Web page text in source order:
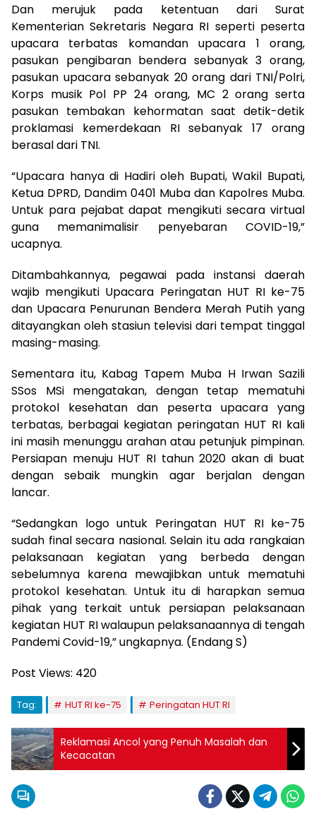
Dan merujuk pada ketentuan dari Surat
Kementerian Sekretaris Negara RI seperti peserta
upacara terbatas komandan upacara 1 orang,
pasukan pengibaran bendera sebanyak 3 orang,
pasukan upacara sebanyak 20 orang dari TNI/Polri,
Korps musik Pol PP 24 orang, MC 2 orang serta
pasukan tembakan kehormatan saat detik-detik
proklamasi kemerdekaan RI sebanyak 17 orang
berasal dari TNI.
“Upacara hanya di Hadiri oleh Bupati, Wakil Bupati,
Ketua DPRD, Dandim 0401 Muba dan Kapolres Muba.
Untuk para pejabat dapat mengikuti secara virtual
guna memanimalisir penyebaran COVID-19,”
ucapnya.
Ditambahkannya, pegawai pada instansi daerah
wajib mengikuti Upacara Peringatan HUT RI ke-75
dan Upacara Penurunan Bendera Merah Putih yang
ditayangkan oleh stasiun televisi dari tempat tinggal
masing-masing.
Sementara itu, Kabag Tapem Muba H Irwan Sazili
SSos MSi mengatakan, dengan tetap mematuhi
protokol kesehatan dan peserta upacara yang
terbatas, berbagai kegiatan peringatan HUT RI kali
ini masih menunggu arahan atau petunjuk pimpinan.
Persiapan menuju HUT RI tahun 2020 akan di buat
dengan sebaik mungkin agar berjalan dengan
lancar.
“Sedangkan logo untuk Peringatan HUT RI ke-75
sudah final secara nasional. Selain itu ada rangkaian
pelaksanaan kegiatan yang berbeda dengan
sebelumnya karena mewajibkan untuk mematuhi
protokol kesehatan. Untuk itu di harapkan semua
pihak yang terkait untuk persiapan pelaksanaan
kegiatan HUT RI walaupun pelaksanaannya di tengah
Pandemi Covid-19,” ungkapnya. (Endang S)
Post Views: 420
Tag: HUT RI ke-75 Peringatan HUT RI
Reklamasi Ancol yang Penuh Masalah dan
Kecacatan